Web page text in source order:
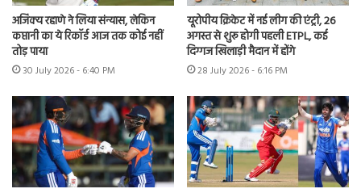
अजिंक्य रहाणे ने लिया संन्यास, लेकिन
कप्तानी का ये रिकॉर्ड आज तक कोई नहीं
तोड़ पाया
30 July 2026 - 6:40 PM
यूरोपीय क्रिकेट में नई लीग की एंट्री, 26
अगस्त से शुरू होगी पहली ETPL, कई
दिग्गज खिलाड़ी मैदान में होंगे
28 July 2026 - 6:16 PM